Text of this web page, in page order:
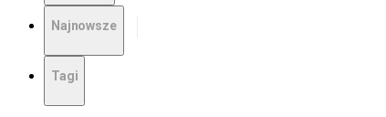
Najnowsze
Tagi